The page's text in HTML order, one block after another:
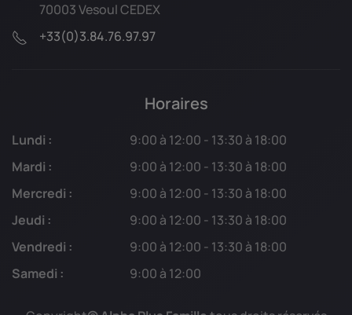
70003 Vesoul CEDEX
+33(0)3.84.76.97.97
Horaires
Lundi :
9:00 à 12:00 - 13:30 à 18:00
Mardi :
9:00 à 12:00 - 13:30 à 18:00
Mercredi :
9:00 à 12:00 - 13:30 à 18:00
Jeudi :
9:00 à 12:00 - 13:30 à 18:00
Vendredi :
9:00 à 12:00 - 13:30 à 18:00
Samedi :
9:00 à 12:00